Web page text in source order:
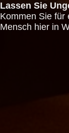
Lassen Sie
Kommen Sie für
Mensch hier in